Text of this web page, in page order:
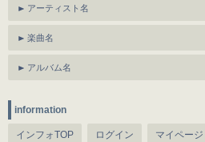
アーティスト名
楽曲名
アルバム名
information
インフォTOP ログイン マイページ